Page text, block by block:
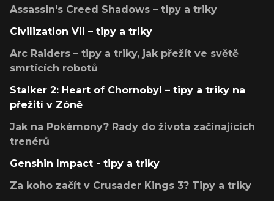
Assassin's Creed Shadows – tipy a triky
Civilization VII – tipy a triky
Arc Raiders – tipy a triky, jak přežít ve světě
smrtících robotů
Stalker 2: Heart of Chornobyl – tipy a triky na
přežití v Zóně
Jak na Pokémony? Rady do života začínajících
trenérů
Genshin Impact - tipy a triky
Za koho začít v Crusader Kings 3? Tipy a triky